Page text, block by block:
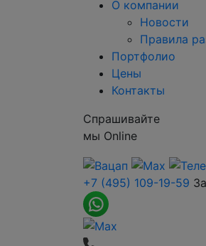
О компании
Новости
Правила
Портфолио
Цены
Контакты
Спрашивайте
мы Online
+7 (495) 109-19-59